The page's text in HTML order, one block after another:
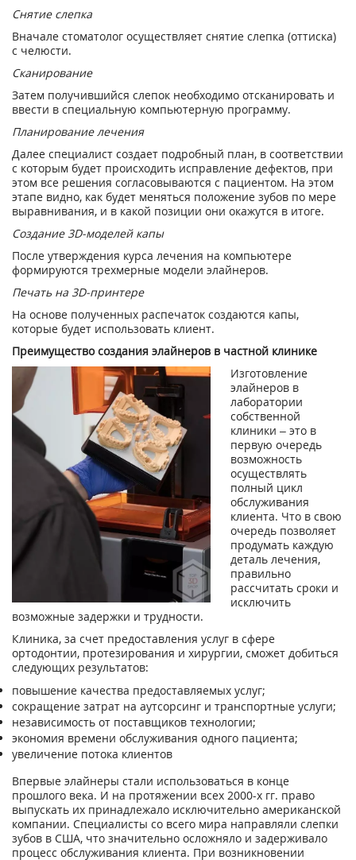
Снятие слепка
Вначале стоматолог осуществляет снятие слепка (оттиска)
с челюсти.
Сканирование
Затем получившийся слепок необходимо отсканировать и
ввести в специальную компьютерную программу.
Планирование лечения
Далее специалист создает подробный план, в соответствии
с которым будет происходить исправление дефектов, при
этом все решения согласовываются с пациентом. На этом
этапе видно, как будет меняться положение зубов по мере
выравнивания, и в какой позиции они окажутся в итоге.
Создание 3D-моделей капы
После утверждения курса лечения на компьютере
формируются трехмерные модели элайнеров.
Печать на 3D-принтере
На основе полученных распечаток создаются капы,
которые будет использовать клиент.
Преимущество создания элайнеров в частной клинике
Изготовление
элайнеров в
лаборатории
собственной
клиники – это в
первую очередь
возможность
осуществлять
полный цикл
обслуживания
клиента. Что в свою
очередь позволяет
продумать каждую
деталь лечения,
правильно
рассчитать сроки и
исключить
возможные задержки и трудности.
Клиника, за счет предоставления услуг в сфере
ортодонтии, протезирования и хирургии, сможет добиться
следующих результатов:
повышение качества предоставляемых услуг;
сокращение затрат на аутсорсинг и транспортные услуги;
независимость от поставщиков технологии;
экономия времени обслуживания одного пациента;
увеличение потока клиентов
Впервые элайнеры стали использоваться в конце
прошлого века. И на протяжении всех 2000-х гг. право
выпускать их принадлежало исключительно американской
компании. Специалисты со всего мира направляли слепки
зубов в США, что значительно осложняло и задерживало
процесс обслуживания клиента. При возникновении